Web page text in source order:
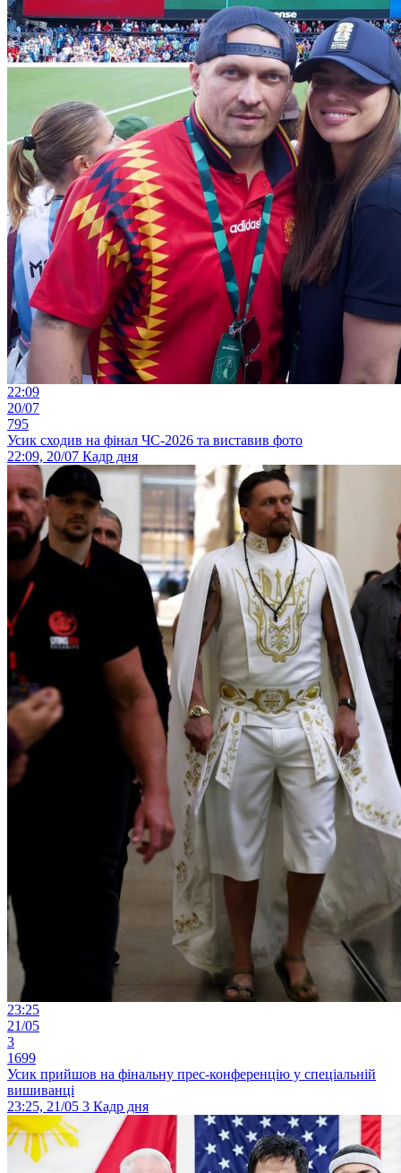
22:09
20/07
795
Усик сходив на фінал ЧС-2026 та виставив фото
22:09, 20/07 Кадр дня
23:25
21/05
3
1699
Усик прийшов на фінальну прес-конференцію у спеціальній
вишиванці
23:25, 21/05 3 Кадр дня